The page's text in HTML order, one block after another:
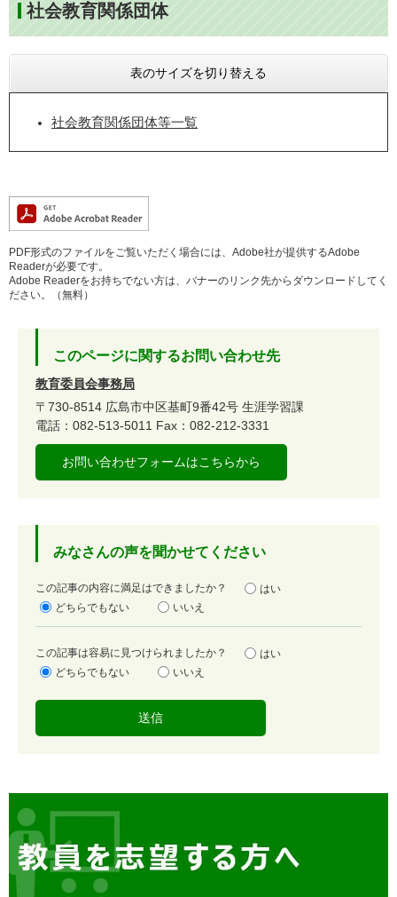
社会教育関係団体
表のサイズを切り替える
社会教育関係団体等一覧
PDF形式のファイルをご覧いただく場合には、Adobe社が提供するAdobe
Readerが必要です。
Adobe Readerをお持ちでない方は、バナーのリンク先からダウンロードしてく
ださい。（無料）
このページに関するお問い合わせ先
教育委員会事務局
〒730-8514 広島市中区基町9番42号 生涯学習課
電話：082-513-5011 Fax：082-212-3331
お問い合わせフォームはこちらから
みなさんの声を聞かせてください
満
足
この記事の内容に満足はできましたか？
はい
どちらでもない
いいえ
容
易
この記事は容易に見つけられましたか？
はい
どちらでもない
いいえ